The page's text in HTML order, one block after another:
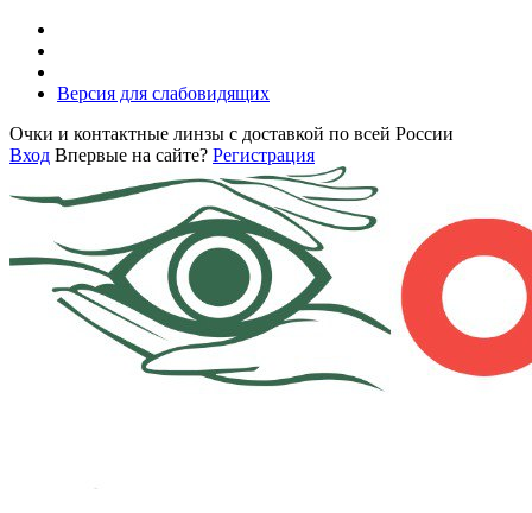
Версия для слабовидящих
Очки и контактные линзы с доставкой по всей России
Вход Впервые на сайте? Регистрация